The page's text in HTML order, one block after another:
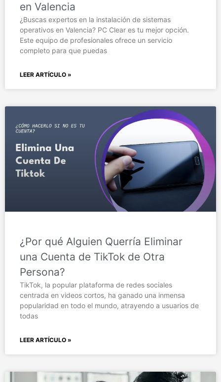
en Valencia
¿Buscas expertos en la instalación de sistemas
operativos en Valencia? PC Clear es tu mejor opción.
Este equipo de profesionales ofrece un servicio
completo para que puedas
LEER ARTÍCULO »
¿Por qué Alguien Querría Eliminar
una Cuenta de TikTok de Otra
Persona?
TikTok, la popular plataforma de redes sociales
centrada en videos cortos, ha ganado una inmensa
popularidad en todo el mundo, atrayendo a usuarios de
todas
LEER ARTÍCULO »